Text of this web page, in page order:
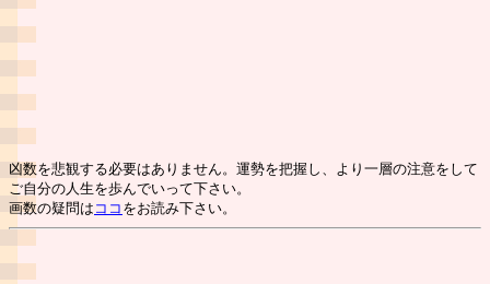
凶数を悲観する必要はありません。運勢を把握し、より一層の注意をして
ご自分の人生を歩んでいって下さい。
画数の疑問は ココ をお読み下さい。